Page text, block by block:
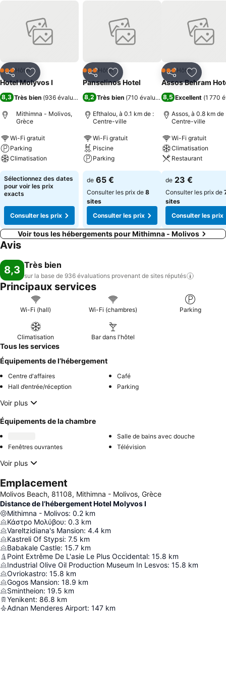
PartagerAjouter à mes favoris
3 ÉtoilesHôtel
Hotel Molyvos I
8,3 Très bien (936 évaluations)
Mithimna - Molivos,
Grèce
Wi-Fi gratuit
Parking
Climatisation
Sélectionnez des dates
pour voir les prix
exacts
Consulter les prix
PartagerAjouter à mes favoris
3 ÉtoilesHôtel
Panselinos Hotel
8,2 Très bien (710 évaluations)
Efthalou, à 0.1 km de :
Centre-ville
Wi-Fi gratuit
Piscine
Parking
de 65 €
Consulter les prix de 8
sites
Consulter les prix
PartagerAjouter
3 ÉtoilesHôtel
Assos Behram
8,5 Excellent (1 770
Assos, à 0.8 km de
Centre-ville
Wi-Fi gratuit
Climatisation
Restaurant
de 23 €
Consulter les prix de
sites
Consulter les prix
Voir tous les hébergements pour Mithimna - Molivos
Avis
8,3 Très bien
sur la base de 936 évaluations provenant de sites réputés
Principaux services
Wi-Fi (hall) Wi-Fi (chambres) Parking
Climatisation Bar dans l'hôtel
Tous les services
Équipements de l’hébergement
Centre d'affaires
Café
Hall d’entrée/réception
Parking
Voir plus
Équipements de la chambre
Salle de bains avec douche
Fenêtres ouvrantes
Télévision
Voir plus
Emplacement
Molivos Beach, 81108, Mithimna - Molivos, Grèce
Distance de l’hébergement Hotel Molyvos I
Mithimna - Molivos: 0.2 km
Κάστρο Μολύβου: 0.3 km
Vareltzidiana's Mansion: 4.4 km
Kastreli Of Stypsi: 7.5 km
Babakale Castle: 15.7 km
Point Extrême De L'asie Le Plus Occidental: 15.8 km
Industrial Olive Oil Production Museum In Lesvos: 15.8 km
Ovriokastro: 15.8 km
Gogos Mansion: 18.9 km
Smintheion: 19.5 km
Yenikent: 86.8 km
Adnan Menderes Airport: 147 km